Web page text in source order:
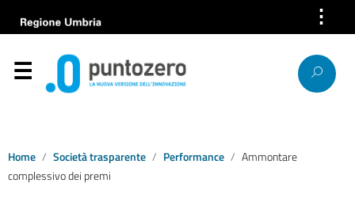
⋮
Azienda
Servizi
Bandi e gare
Home Società trasparente Performance
Ammontare
complessivo dei premi